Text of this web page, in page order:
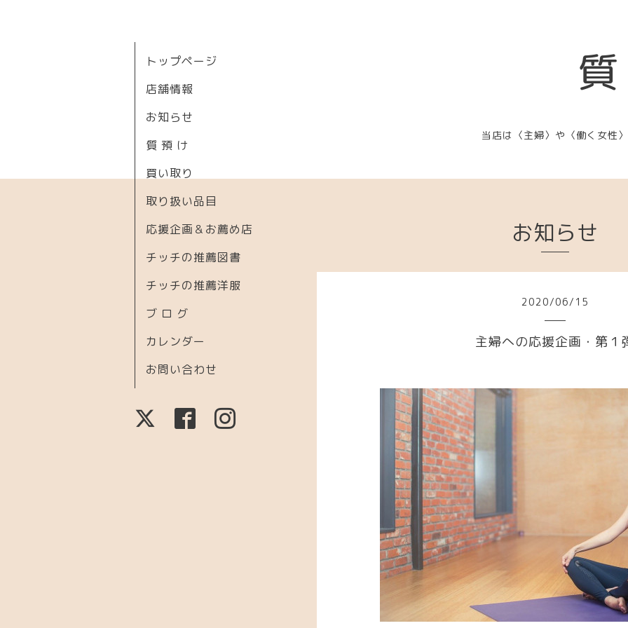
当店は〈主婦〉や〈働く女性
トップページ
店舗情報
お知らせ
質 預 け
買い取り
取り扱い品目
応援企画＆お薦め店
チッチの推薦図書
チッチの推薦洋服
ブ ロ グ
カレンダー
お問い合わせ
お知らせ
2020/06/ 15
主婦への応援企画・第１